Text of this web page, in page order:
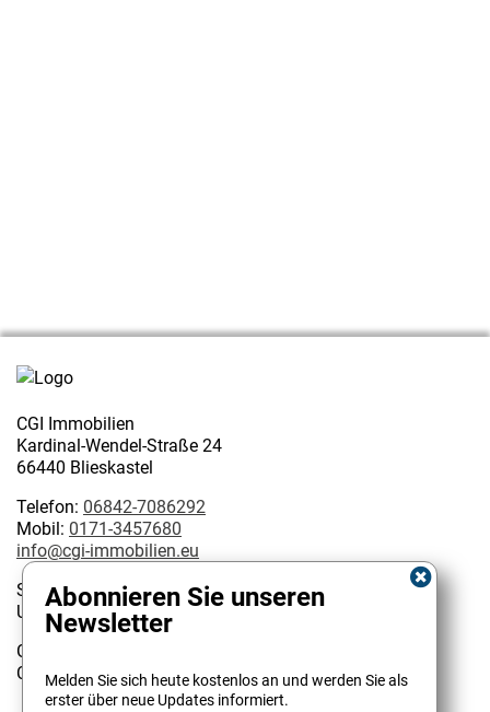
CGI Immobilien
Kardinal-Wendel-Straße 24
66440 Blieskastel
Telefon: 06842-7086292
Mobil: 0171-3457680
info@cgi-immobilien.eu
Steuernummer: 075/222/02627
USt-IdNr.: DE 314128585
Geschäftsinhaber:
Christophe Garattoni Geprüfter Immobilienmakler IHK
Abonnieren Sie unseren
Newsletter
Melden Sie sich heute kostenlos an und werden Sie als
erster über neue Updates informiert.
CGI Immobilien